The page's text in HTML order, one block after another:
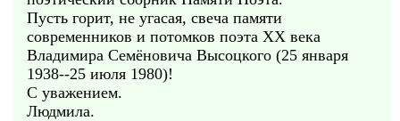
Пусть горит, не угасая, свеча памяти
современников и потомков поэта ХХ века
Владимира Семёновича Высоцкого (25 января
1938--25 июля 1980)!
С уважением.
Людмила.